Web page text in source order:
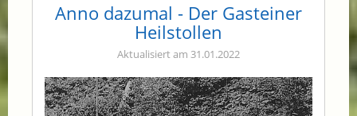
Anno dazumal - Der Gasteiner
Heilstollen
Aktualisiert am 31.01.2022